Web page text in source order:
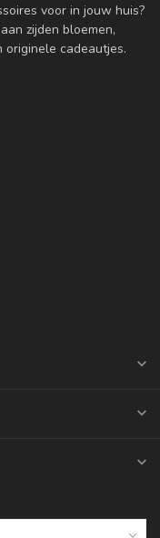
voor in jouw huis?
zijden bloemen,
originele cadeautjes.